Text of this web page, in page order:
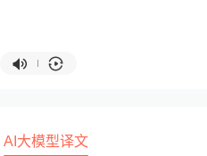
AI大模型译文